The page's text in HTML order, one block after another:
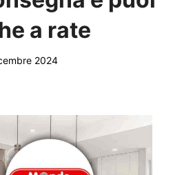
a rate
2024